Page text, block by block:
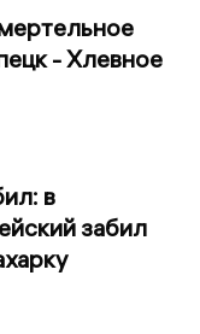
- Хлевное
в
забил